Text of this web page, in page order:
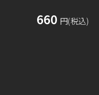
660 円(税込)